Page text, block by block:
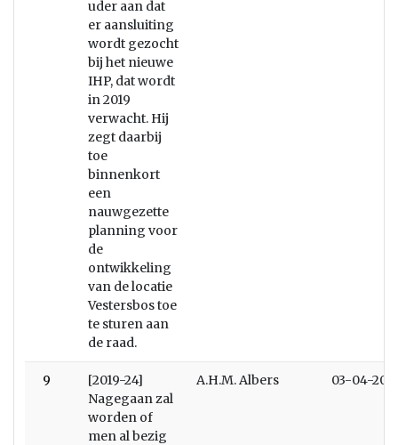
uder aan dat
er aansluiting
wordt gezocht
bij het nieuwe
IHP, dat wordt
in 2019
verwacht. Hij
zegt daarbij
toe
binnenkort
een
nauwgezette
planning voor
de
ontwikkeling
van de locatie
Vestersbos toe
te sturen aan
de raad.
9
[2019-24]
Nagegaan zal
worden of
men al bezig
A.H.M. Albers 03-04-